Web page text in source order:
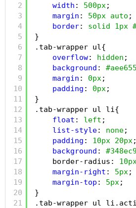
2
3
4
5
6
7
8
9
10
11
12
13
14
15
16
17
18
19
20
21
width : 500px ;
margin : 50px auto ;
border: solid 1px
}
.tab-wrapper ul{
overflow: hidden ;
background : #aee655
margin : 0px ;
padding : 0px ;
}
.tab-wrapper ul li{
float : left ;
list-style: none;
padding : 10px 20px ;
background : #348ec9
border-radius: 10px
margin-right : 5px ;
margin-top : 5px ;
}
.tab-wrapper ul